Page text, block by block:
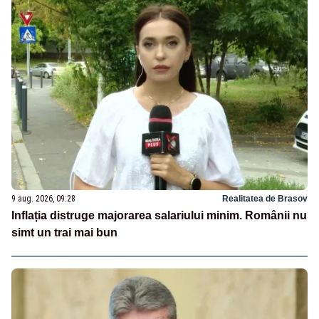
9 aug. 2026, 09:28 Realitatea de Brasov
Inflația distruge majorarea salariului minim. Românii nu
simt un trai mai bun